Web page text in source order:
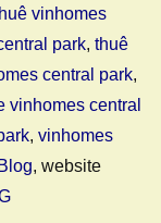
vinhomes
park, thuê
central park,
vinhomes central
, vinhomes
Blog, website